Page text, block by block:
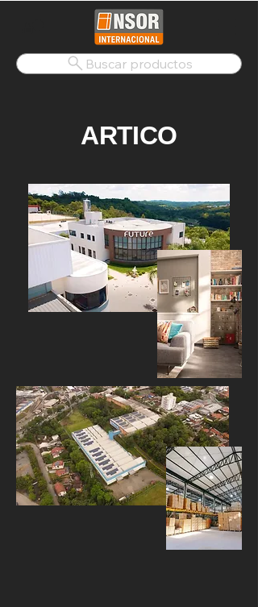
Buscar productos
ARTICO